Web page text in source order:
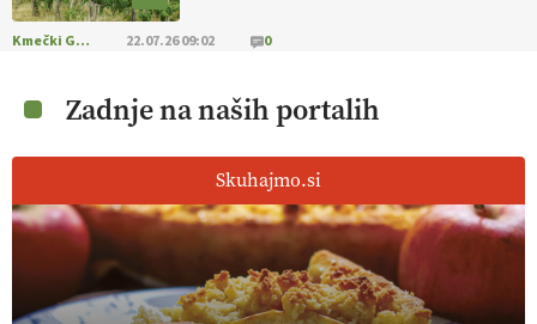
Kmečki Glas 22.07.26 09:02 0
Zadnje na naših portalih
Skuhajmo.si